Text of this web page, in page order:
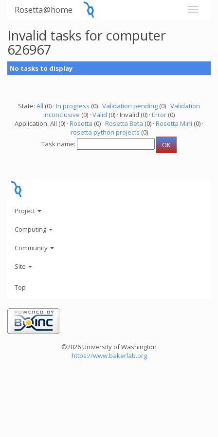
Rosetta@home
Invalid tasks for computer
626967
No tasks to display
State: All (0) · In progress (0) · Validation pending (0) · Validation
inconclusive (0) · Valid (0) · Invalid (0) · Error (0)
Application: All (0) · Rosetta (0) · Rosetta Beta (0) · Rosetta Mini (0) ·
rosetta python projects (0)
Task name:
Project
Computing
Community
Site
Top
©2026 University of Washington
https://www.bakerlab.org